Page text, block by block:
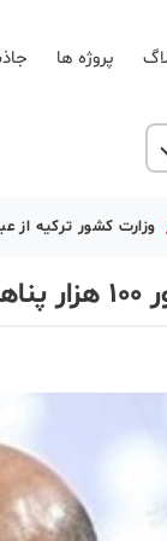
پروژه ها
وزارت کشور ترکیه از عبور ۱۰۰ هزار پناهجو از مرزهای این